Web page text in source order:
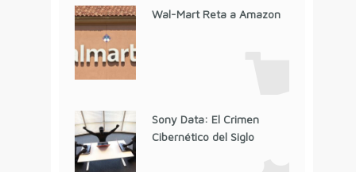
Wal-Mart Reta a Amazon
Sony Data: El Crimen
Cibernético del Siglo